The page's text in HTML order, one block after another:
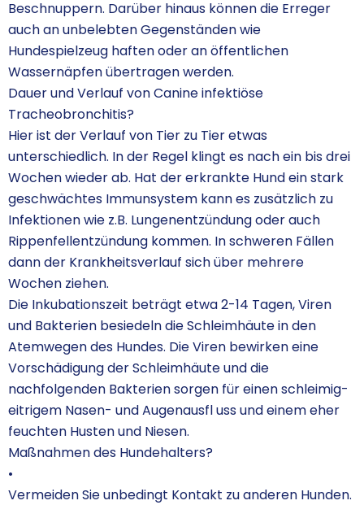
Beschnuppern. Darüber hinaus können die Erreger
auch an unbelebten Gegenständen wie
Hundespielzeug haften oder an öffentlichen
Wassernäpfen übertragen werden.
Dauer und Verlauf von Canine infektiöse
Tracheobronchitis?
Hier ist der Verlauf von Tier zu Tier etwas
unterschiedlich. In der Regel klingt es nach ein bis drei
Wochen wieder ab. Hat der erkrankte Hund ein stark
geschwächtes Immunsystem kann es zusätzlich zu
Infektionen wie z.B. Lungenentzündung oder auch
Rippenfellentzündung kommen. In schweren Fällen
dann der Krankheitsverlauf sich über mehrere
Wochen ziehen.
Die Inkubationszeit beträgt etwa 2-14 Tagen, Viren
und Bakterien besiedeln die Schleimhäute in den
Atemwegen des Hundes. Die Viren bewirken eine
Vorschädigung der Schleimhäute und die
nachfolgenden Bakterien sorgen für einen schleimig-
eitrigem Nasen- und Augenausfl uss und einem eher
feuchten Husten und Niesen.
Maßnahmen des Hundehalters?
•
Vermeiden Sie unbedingt Kontakt zu anderen Hunden.